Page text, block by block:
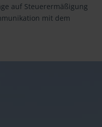
auf Steuerermäßigung
mit dem